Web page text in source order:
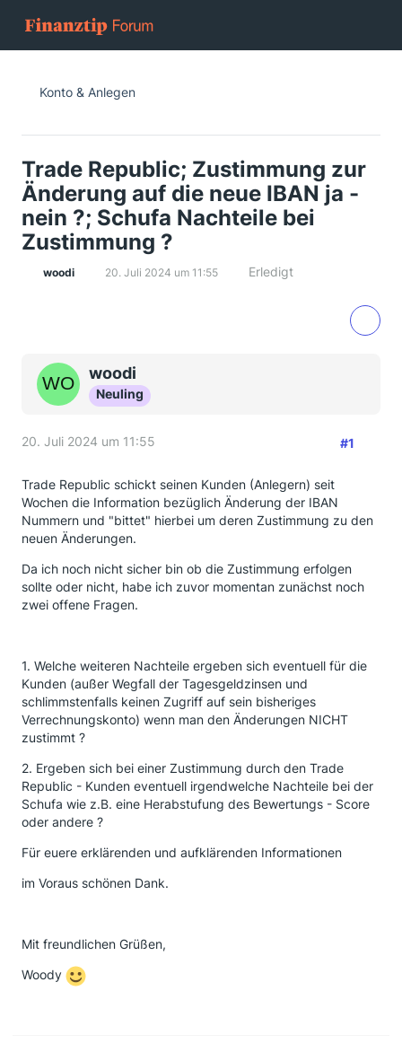
Konto & Anlegen
Trade Republic; Zustimmung zur
Änderung auf die neue IBAN ja -
nein ?; Schufa Nachteile bei
Zustimmung ?
woodi 20. Juli 2024 um 11:55 Erledigt
woodi
Neuling
20. Juli 2024 um 11:55 #1
Trade Republic schickt seinen Kunden (Anlegern) seit
Wochen die Information bezüglich Änderung der IBAN
Nummern und "bittet" hierbei um deren Zustimmung zu den
neuen Änderungen.
Da ich noch nicht sicher bin ob die Zustimmung erfolgen
sollte oder nicht, habe ich zuvor momentan zunächst noch
zwei offene Fragen.
1. Welche weiteren Nachteile ergeben sich eventuell für die
Kunden (außer Wegfall der Tagesgeldzinsen und
schlimmstenfalls keinen Zugriff auf sein bisheriges
Verrechnungskonto) wenn man den Änderungen NICHT
zustimmt ?
2. Ergeben sich bei einer Zustimmung durch den Trade
Republic - Kunden eventuell irgendwelche Nachteile bei der
Schufa wie z.B. eine Herabstufung des Bewertungs - Score
oder andere ?
Für euere erklärenden und aufklärenden Informationen
im Voraus schönen Dank.
Mit freundlichen Grüßen,
Woody